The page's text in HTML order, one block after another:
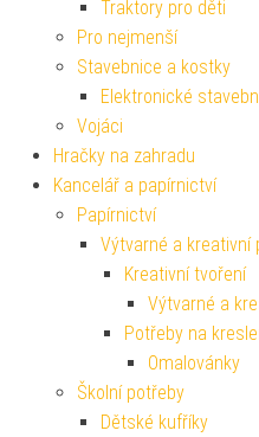
Traktory pro děti
Pro nejmenší
Stavebnice a kostky
Elektronické
Vojáci
Hračky na zahradu
Kancelář a papírnictví
Papírnictví
Výtvarné a kreativní
Kreativní tvoření
Výtvarné a
Potřeby na
Omalovánky
Školní potřeby
Dětské kufříky